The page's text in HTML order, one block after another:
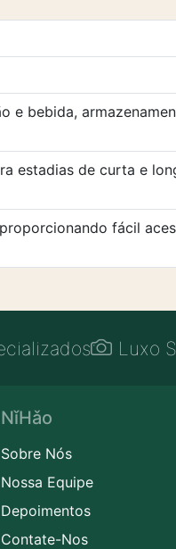
e bebida,
estadias de curta e
fácil
Luxo
NǐHǎo
Sobre Nós
Nossa Equipe
Depoimentos
Contate-Nos